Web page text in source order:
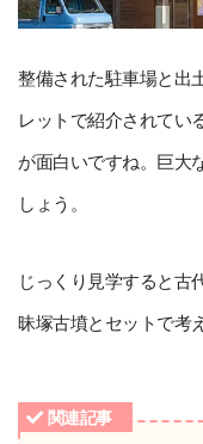
整備された駐車場と出
レットで紹介されてい
が面白いですね。巨大
しょう。
じっくり見学すると古
昧塚古墳とセットで考
関連記事